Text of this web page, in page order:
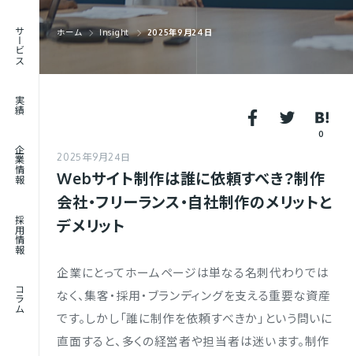
サービス
実績
企業情報
採用情報
コラム
RECRUIT
採用情報
ホーム Insight 2025年9月24日
0
2025年9月24日
Webサイト制作は誰に依頼すべき？制作
会社・フリーランス・自社制作のメリットと
デメリット
企業にとってホームページは単なる名刺代わりでは
なく、集客・採用・ブランディングを支える重要な資産
です。しかし「誰に制作を依頼すべきか」という問いに
直面すると、多くの経営者や担当者は迷います。制作